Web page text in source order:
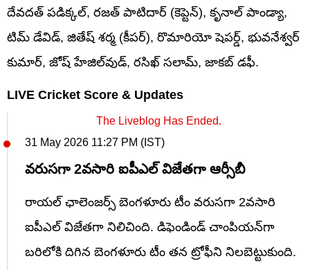
దేవదత్ పడిక్కల్, రజత్ పాటిదార్ (కెప్టెన్), కృనాల్ పాండ్యా,
టిమ్ డేవిడ్, జితేష్ శర్మ (కీపర్), రొమారియో షెపర్డ్, భువనేశ్వర్
కుమార్, జోష్ హేజిల్‌వుడ్, రసిఖ్ సలామ్, జాకబ్ డఫీ.
LIVE Cricket Score & Updates
The Liveblog Has Ended.
31 May 2026 11:27 PM (IST)
వరుసగా 2వసారి ఐపీఎల్ విజేతగా ఆర్సీబీ
రాయల్ ఛాలెంజర్స్ బెంగళూరు టీం వరుసగా 2వసారి
ఐపీఎల్ విజేతగా నిలిచింది. డిఫెండిండ్ చాంపియన్‌గా
బరిలోకి దిగిన బెంగళూరు టీం తన ట్రోఫీని నిలబెట్టుకుంది.